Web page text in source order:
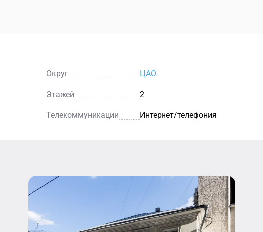
Округ ЦАО
Этажей 2
Телекоммуникации Интернет/телефония